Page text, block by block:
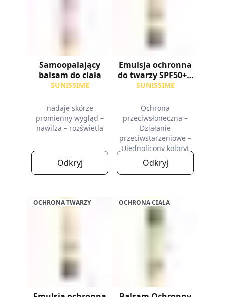
Samoopalający
balsam do ciała
SUNISSIME
nadaje skórze
promienny wygląd –
nawilża – rozświetla
Odkryj
Emulsja ochronna
do twarzy SPF50+ z
kolorem
SUNISSIME
Ochrona
przeciwsłoneczna –
Działanie
przeciwstarzeniowe –
Ujednolicony koloryt
Odkryj
OCHRONA TWARZY OCHRONA CIAŁA